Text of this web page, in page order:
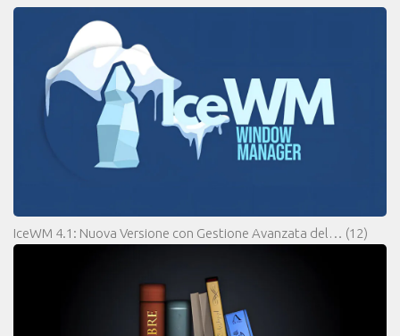
IceWM 4.1: Nuova Versione con Gestione Avanzata del… (12)